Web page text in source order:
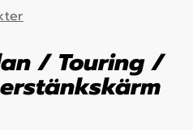
/ Touring /